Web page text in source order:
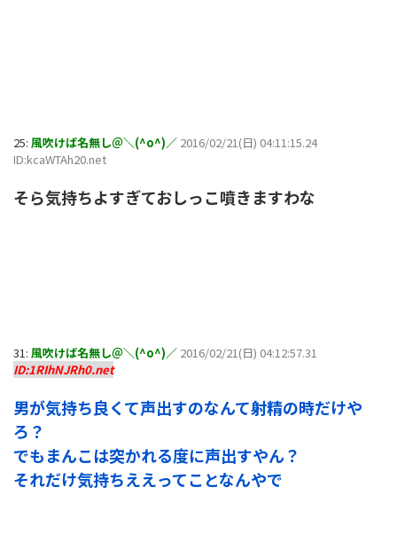
25: 風吹けば名無し＠＼(^o^)／ 2016/02/21(日) 04:11:15.24
ID:kcaWTAh20.net
そら気持ちよすぎておしっこ噴きますわな
31: 風吹けば名無し＠＼(^o^)／ 2016/02/21(日) 04:12:57.31
ID:1RIhNJRh0.net
男が気持ち良くて声出すのなんて射精の時だけや
ろ？
でもまんこは突かれる度に声出すやん？
それだけ気持ちええってことなんやで